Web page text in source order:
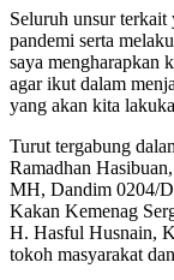
Seluruh unsur terkait
pandemi serta
saya mengharapkan
agar ikut dalam
yang akan kita
Turut tergabung
Ramadhan
MH, Dandim 0204/
Kakan Kemenag
H. Hasful Husnain,
tokoh masyarakat